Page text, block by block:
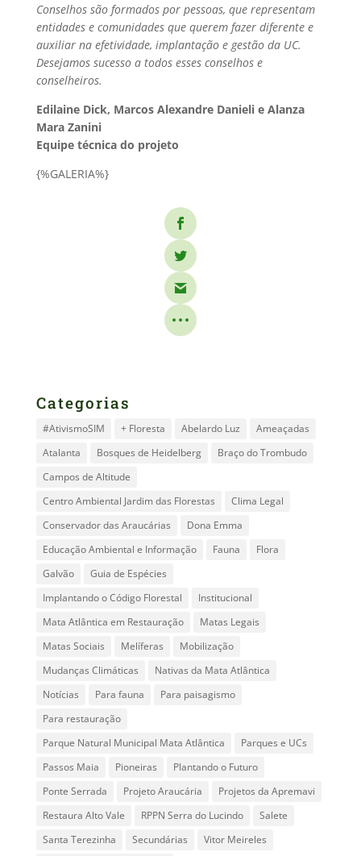
Conselhos são formados por pessoas, que representam
entidades e comunidades que querem fazer diferente e
auxiliar na efetividade, implantação e gestão da UC.
Desejamos sucesso a todos esses conselhos e
conselheiros.
Edilaine Dick, Marcos Alexandre Danieli e Alanza
Mara Zanini
Equipe técnica do projeto
{%GALERIA%}
Categorias
#AtivismoSIM + Floresta Abelardo Luz
Ameaçadas
Atalanta
Bosques de Heidelberg
Braço do Trombudo
Campos de Altitude
Centro Ambiental Jardim das Florestas
Clima Legal
Conservador das Araucárias
Dona Emma
Educação Ambiental e Informação
Fauna
Flora
Galvão
Guia de Espécies
Implantando o Código Florestal
Institucional
Mata Atlântica em Restauração
Matas Legais
Matas Sociais
Melíferas
Mobilização
Mudanças Climáticas
Nativas da Mata Atlântica
Notícias
Para fauna
Para paisagismo
Para restauração
Parque Natural Municipal Mata Atlântica
Parques e UCs
Passos Maia
Pioneiras
Plantando o Futuro
Ponte Serrada
Projeto Araucária
Projetos da Apremavi
Restaura Alto Vale
RPPN Serra do Lucindo
Salete
Santa Terezinha
Secundárias
Vitor Meireles